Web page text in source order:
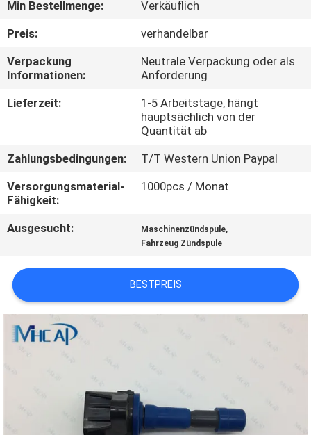
QUALITÄTSKONTROLLE
KONTAKTIERE
UNS
EIN
ZITAT
SITEMAP
PRIVACY
POLICY
Min Bestellmenge:
Verkäuflich
Preis:
verhandelbar
Verpackung
Informationen:
Neutrale Verpackung oder als
Anforderung
Lieferzeit:
1-5 Arbeitstage, hängt
hauptsächlich von der
Quantität ab
Zahlungsbedingungen:
T/T Western Union Paypal
Versorgungsmaterial-
Fähigkeit:
1000pcs / Monat
Ausgesucht: Maschinenzündspule,
Fahrzeug Zündspule
BESTPREIS